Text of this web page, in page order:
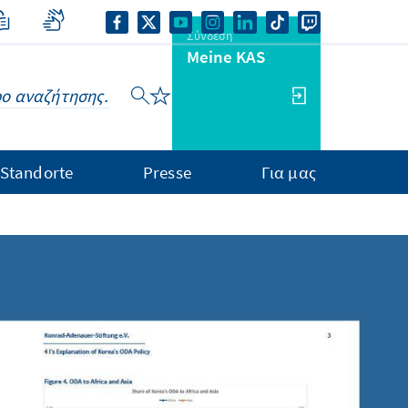
Σύνδεση
Meine KAS
Standorte Presse Για μας